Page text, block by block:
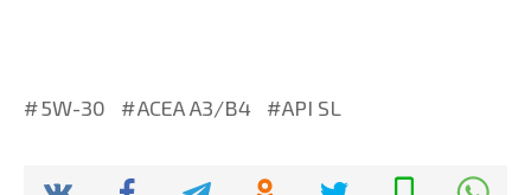
5W-30 ACEA A3/B4 API SL